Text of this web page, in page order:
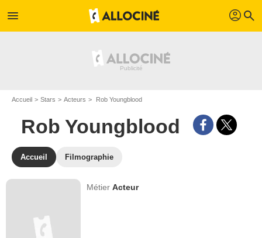
menu profil search
Accueil Stars Acteurs Rob Youngblood
Rob Youngblood
Accueil Filmographie
MétierActeur